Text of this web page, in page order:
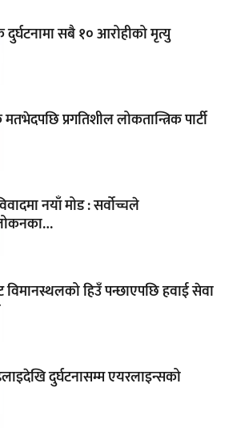
दुर्घटनामा सबै १० आरोहीको मृत्यु
प्रगतिशील लोकतान्त्रिक पार्टी
नयाँ मोड : सर्वोच्चले
विमानस्थलको हिउँ पन्छाएपछि हवाई सेवा
दुर्घटनासम्म एयरलाइन्सको